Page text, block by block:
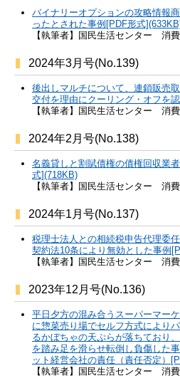
バイナリーオプションの攻略情報
ったとされた事例[PDF形式
【執筆者】国民生活センター 消
2024年3月号(No.139)
後出しマルチについて、連鎖販売
交付を理由にクーリング・オフを
【執筆者】国民生活センター 消
2024年2月号(No.138)
名義貸しと割賦債権の債権回収業
式](718KB)
【執筆者】国民生活センター 消
2024年1月号(No.137)
税理士法人との相続税申告代理委
契約法10条により無効とした事例
【執筆者】国民生活センター 消
2023年12月号(No.136)
平日夕方の混み合うスーパーマー
に惣菜売り場でセルフ方式により
るかぼちゃの天ぷらが落ちており
を踏み足を滑らせ転倒し負傷した
ット経営会社の責任（責任否定）
【執筆者】国民生活センター 消